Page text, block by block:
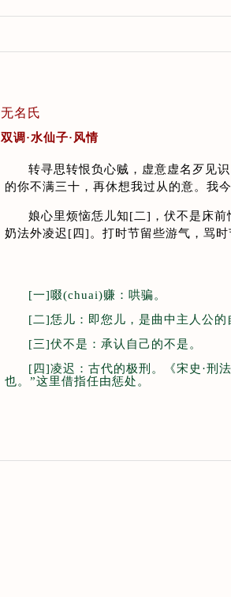
无名氏
双调·水仙子·风情
转寻思转恨负心贼，虚意虚名歹见
的你不满三十，再休想我过从的意。我
娘心里烦恼恁儿知[二] ，伏不是床
奶法外凌迟[四] 。打时节留些游气，骂
[一]啜(chuai)赚：哄骗。
[二]恁儿：即您儿，是曲中主人公的
[三]伏不是：承认自己的不是。
[四]凌迟：古代的极刑。《宋史·刑
也。”这里借指任由惩处。